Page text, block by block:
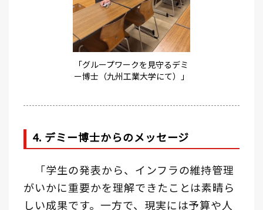
「グループワークを見守るデミ
ー博士（九州工業大学にて）」
4. デミー博士からのメッセージ
「学生の発表から、インフラの維持管理
がいかに重要かを理解できたことは素晴ら
しい成果です。一方で、現実には予算や人